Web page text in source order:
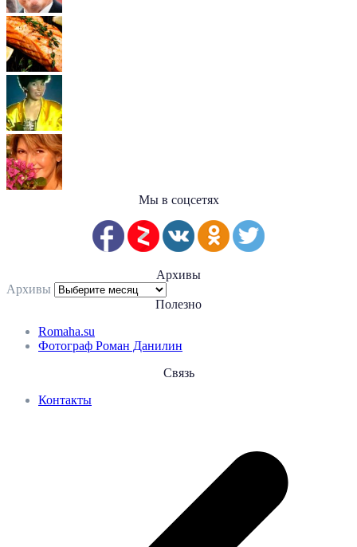
Мы в соцсетях
Архивы
Архивы
Полезно
Romaha.su
Фотограф Роман Данилин
Связь
Контакты